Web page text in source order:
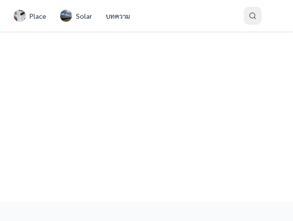
Place Solar บทความ